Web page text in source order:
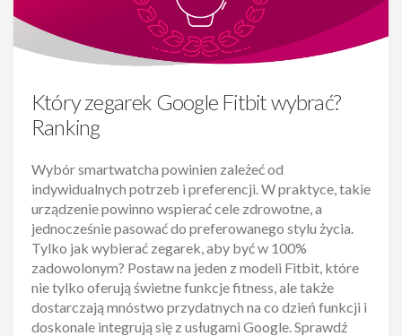
Który zegarek Google Fitbit wybrać?
Ranking
Wybór smartwatcha powinien zależeć od
indywidualnych potrzeb i preferencji. W praktyce, takie
urządzenie powinno wspierać cele zdrowotne, a
jednocześnie pasować do preferowanego stylu życia.
Tylko jak wybierać zegarek, aby być w 100%
zadowolonym? Postaw na jeden z modeli Fitbit, które
nie tylko oferują świetne funkcje fitness, ale także
dostarczają mnóstwo przydatnych na co dzień funkcji i
doskonale integrują się z usługami Google. Sprawdź